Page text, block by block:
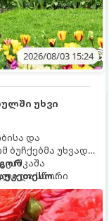
2026/08/03 15:24
უხვი
და
ბუჩქებმა უხვად,
და სწორი
მცენარის
ამ დროს.